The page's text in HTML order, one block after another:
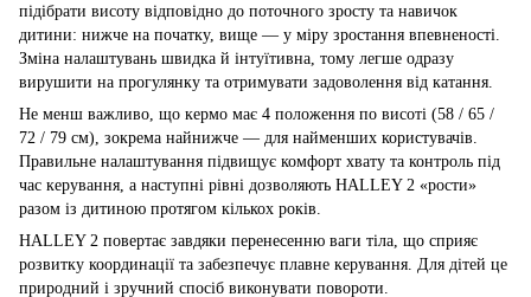
підібрати висоту відповідно до поточного зросту та навичок
дитини: нижче на початку, вище — у міру зростання впевненості.
Зміна налаштувань швидка й інтуїтивна, тому легше одразу
вирушити на прогулянку та отримувати задоволення від катання.
Не менш важливо, що кермо має 4 положення по висоті (58 / 65 /
72 / 79 см), зокрема найнижче — для найменших користувачів.
Правильне налаштування підвищує комфорт хвату та контроль під
час керування, а наступні рівні дозволяють HALLEY 2 «рости»
разом із дитиною протягом кількох років.
HALLEY 2 повертає завдяки перенесенню ваги тіла, що сприяє
розвитку координації та забезпечує плавне керування. Для дітей це
природний і зручний спосіб виконувати повороти.